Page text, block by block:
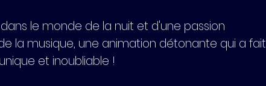
le monde de la nuit et d'une passion
la musique, une animation détonante qui a fait
et inoubliable !